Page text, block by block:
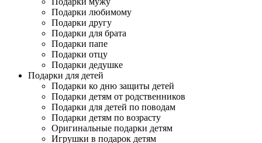
Подарки любимому
Подарки другу
Подарки для брата
Подарки папе
Подарки отцу
Подарки дедушке
Подарки для детей
Подарки ко дню защиты детей
Подарки детям от родственников
Подарки для детей по поводам
Подарки детям по возрасту
Оригинальные подарки детям
Игрушки в подарок детям